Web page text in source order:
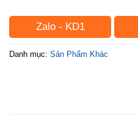
Zalo - KD1
Danh mục: Sản Phẩm Khác